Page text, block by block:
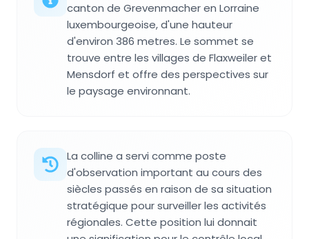
canton de Grevenmacher en Lorraine
luxembourgeoise, d'une hauteur
d'environ 386 metres. Le sommet se
trouve entre les villages de Flaxweiler et
Mensdorf et offre des perspectives sur
le paysage environnant.
La colline a servi comme poste
d'observation important au cours des
siècles passés en raison de sa situation
stratégique pour surveiller les activités
régionales. Cette position lui donnait